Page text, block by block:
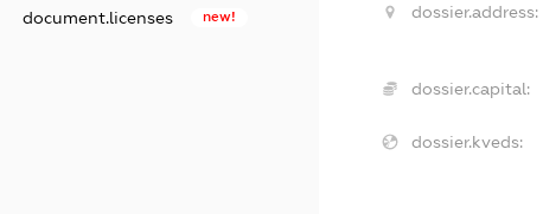
document.licenses new! dossier.address:
dossier.capital:
dossier.kveds: